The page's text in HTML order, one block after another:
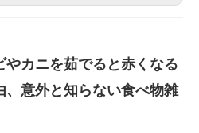
やカニを茹でると赤くなる
、意外と知らない食べ物雑